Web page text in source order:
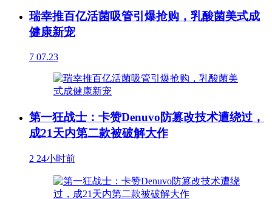
瑞幸推百亿活菌吸管引爆抢购，乳酸菌美式成
健康新宠
7 07.23
第一狂战士：卡赞Denuvo防篡改技术遭绕过，
成21天内第二款被破解大作
2 24小时前